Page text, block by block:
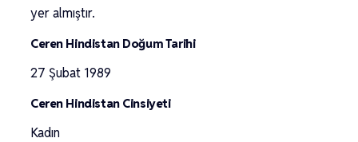
yer almıştır.
Ceren Hindistan Doğum Tarihi
27 Şubat 1989
Ceren Hindistan Cinsiyeti
Kadın